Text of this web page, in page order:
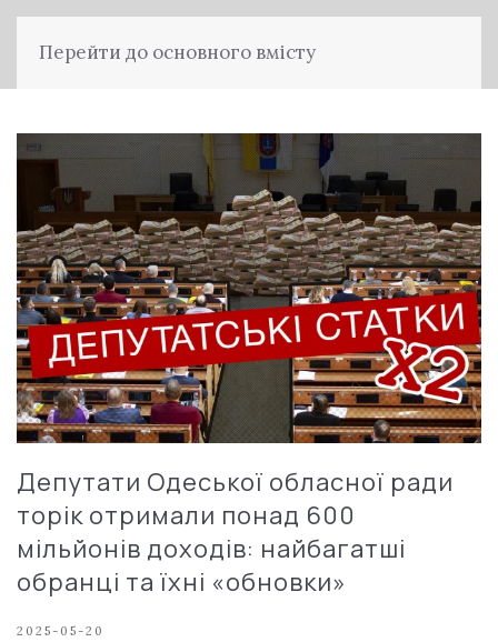
Перейти до основного вмісту
Депутати Одеської обласної ради
торік отримали понад 600
мільйонів доходів: найбагатші
обранці та їхні «обновки»
2025-05-20